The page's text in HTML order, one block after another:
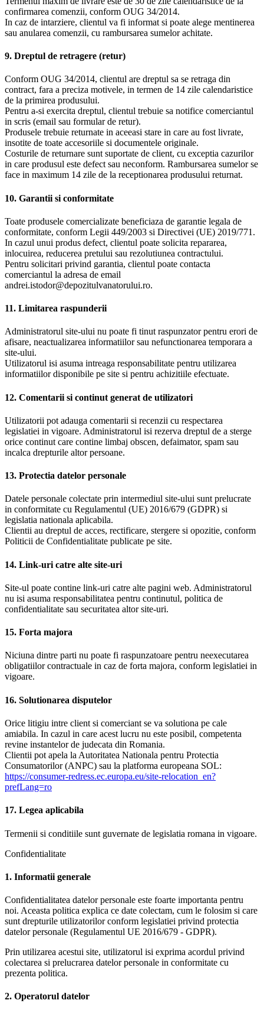
confirmarea comenzii, conform OUG 34/2014.
In caz de intarziere, clientul va fi informat si poate alege mentinerea
sau anularea comenzii, cu rambursarea sumelor achitate.
9. Dreptul de retragere (retur)
Conform OUG 34/2014, clientul are dreptul sa se retraga din
contract, fara a preciza motivele, in termen de 14 zile calendaristice
de la primirea produsului.
Pentru a-si exercita dreptul, clientul trebuie sa notifice comerciantul
in scris (email sau formular de retur).
Produsele trebuie returnate in aceeasi stare in care au fost livrate,
insotite de toate accesoriile si documentele originale.
Costurile de returnare sunt suportate de client, cu exceptia cazurilor
in care produsul este defect sau neconform. Rambursarea sumelor se
face in maximum 14 zile de la receptionarea produsului returnat.
10. Garantii si conformitate
Toate produsele comercializate beneficiaza de garantie legala de
conformitate, conform Legii 449/2003 si Directivei (UE) 2019/771.
In cazul unui produs defect, clientul poate solicita repararea,
inlocuirea, reducerea pretului sau rezolutiunea contractului.
Pentru solicitari privind garantia, clientul poate contacta
comerciantul la adresa de email
andrei.istodor@depozitulvanatorului.ro.
11. Limitarea raspunderii
Administratorul site-ului nu poate fi tinut raspunzator pentru erori de
afisare, neactualizarea informatiilor sau nefunctionarea temporara a
site-ului.
Utilizatorul isi asuma intreaga responsabilitate pentru utilizarea
informatiilor disponibile pe site si pentru achizitiile efectuate.
12. Comentarii si continut generat de utilizatori
Utilizatorii pot adauga comentarii si recenzii cu respectarea
legislatiei in vigoare. Administratorul isi rezerva dreptul de a sterge
orice continut care contine limbaj obscen, defaimator, spam sau
incalca drepturile altor persoane.
13. Protectia datelor personale
Datele personale colectate prin intermediul site-ului sunt prelucrate
in conformitate cu Regulamentul (UE) 2016/679 (GDPR) si
legislatia nationala aplicabila.
Clientii au dreptul de acces, rectificare, stergere si opozitie, conform
Politicii de Confidentialitate publicate pe site.
14. Link-uri catre alte site-uri
Site-ul poate contine link-uri catre alte pagini web. Administratorul
nu isi asuma responsabilitatea pentru continutul, politica de
confidentialitate sau securitatea altor site-uri.
15. Forta majora
Niciuna dintre parti nu poate fi raspunzatoare pentru neexecutarea
obligatiilor contractuale in caz de forta majora, conform legislatiei in
vigoare.
16. Solutionarea disputelor
Orice litigiu intre client si comerciant se va solutiona pe cale
amiabila. In cazul in care acest lucru nu este posibil, competenta
revine instantelor de judecata din Romania.
Clientii pot apela la Autoritatea Nationala pentru Protectia
Consumatorilor (ANPC) sau la platforma europeana SOL:
https://consumer-redress.ec.europa.eu/site-relocation_en?
prefLang=ro
17. Legea aplicabila
Termenii si conditiile sunt guvernate de legislatia romana in vigoare.
Confidentialitate
1. Informatii generale
Confidentialitatea datelor personale este foarte importanta pentru
noi. Aceasta politica explica ce date colectam, cum le folosim si care
sunt drepturile utilizatorilor conform legislatiei privind protectia
datelor personale (Regulamentul UE 2016/679 - GDPR).
Prin utilizarea acestui site, utilizatorul isi exprima acordul privind
colectarea si prelucrarea datelor personale in conformitate cu
prezenta politica.
2. Operatorul datelor